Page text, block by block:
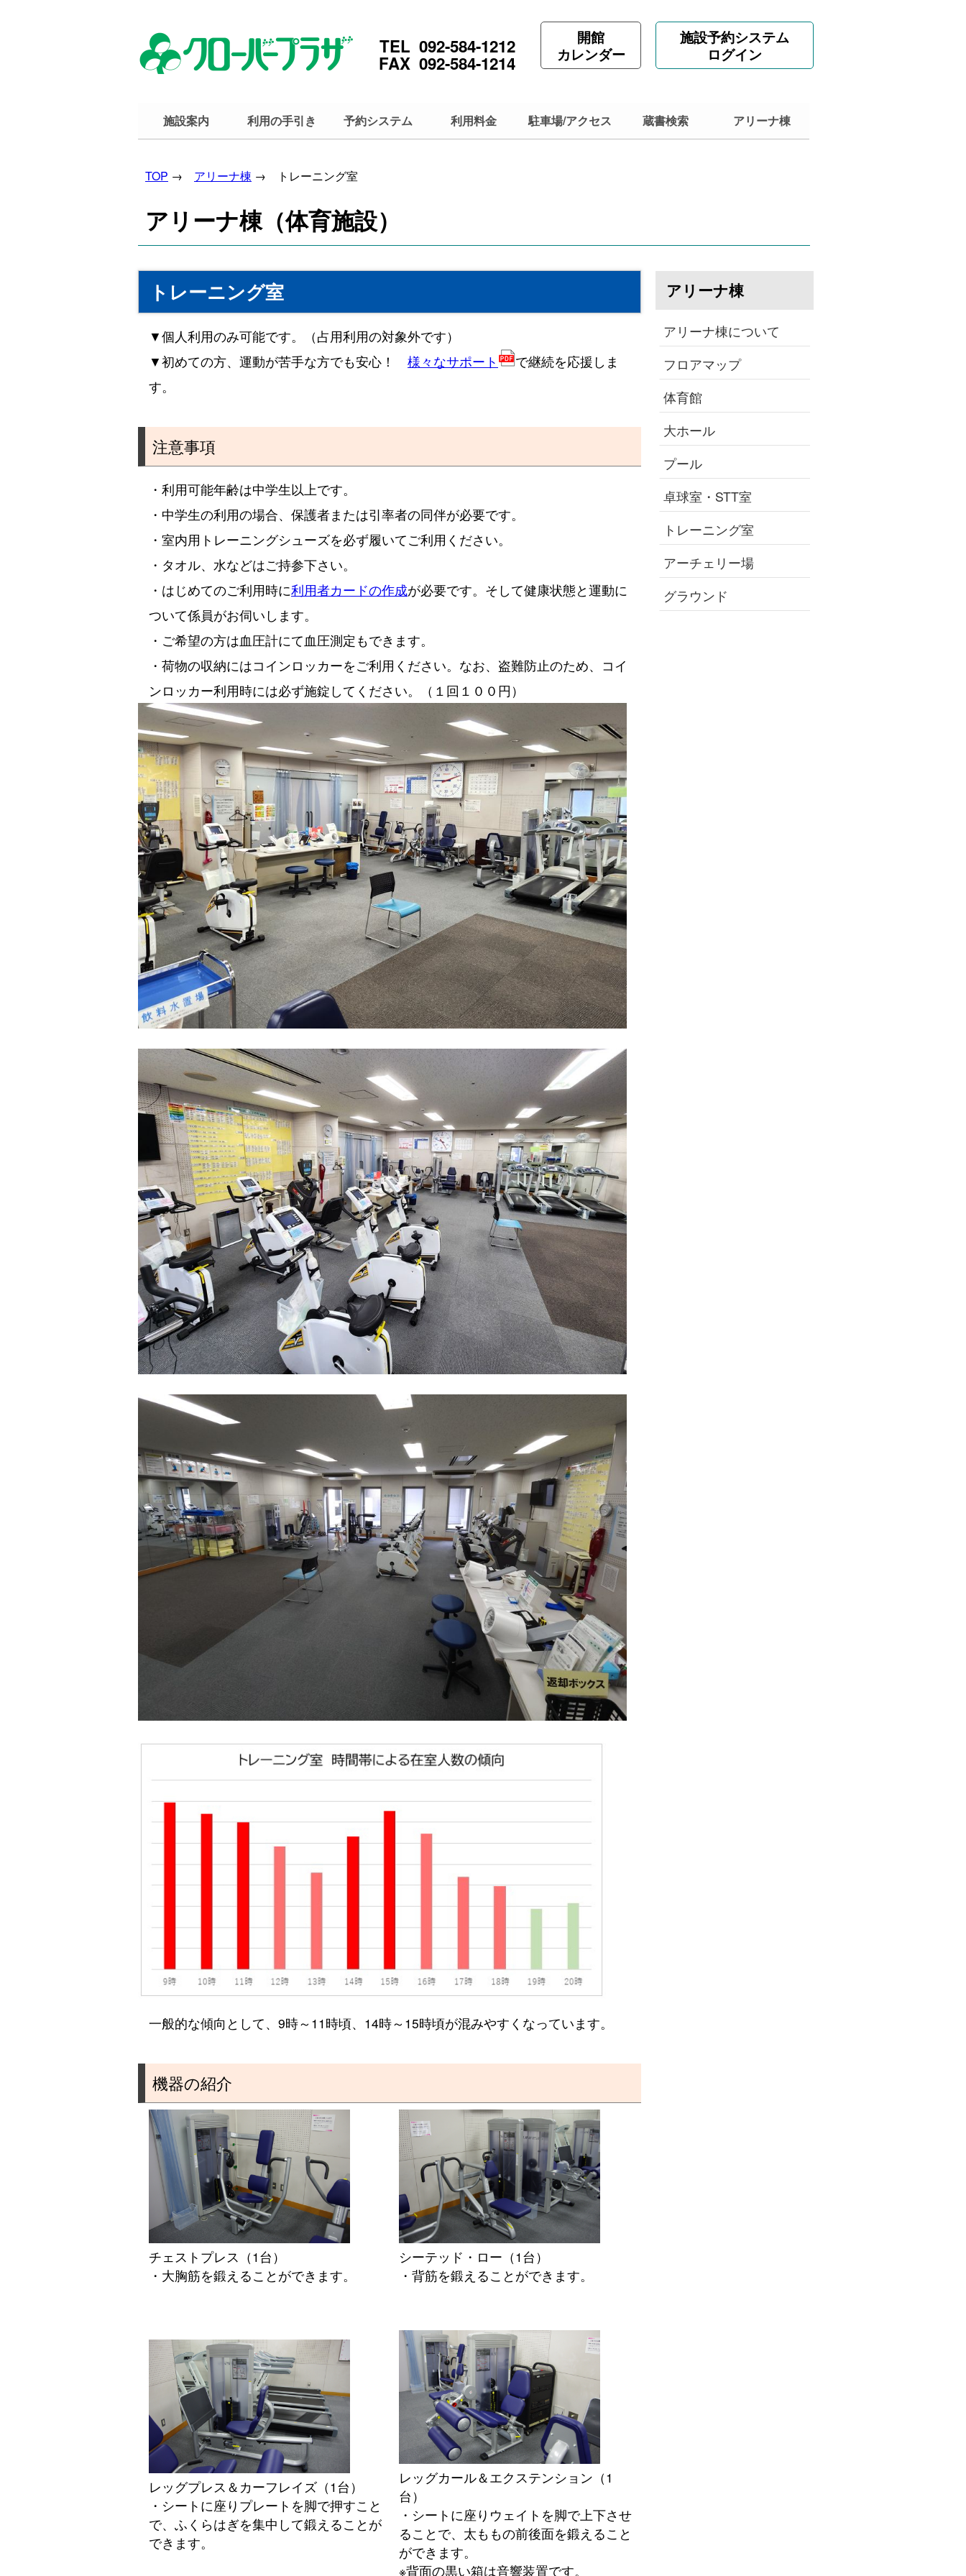
TEL 092-584-1212
FAX 092-584-1214
開館
カレンダー
施設予約システム
ログイン
施設案内 利用の手引き 予約システム 利用料金 駐車場/アクセス 蔵書検索 アリーナ棟
TOP → アリーナ棟 → トレーニング室
アリーナ棟（体育施設）
トレーニング室
▼個人利用のみ可能です。（占用利用の対象外です）
▼初めての方、運動が苦手な方でも安心！ 様々なサポート
で継続を応援しま
す。
注意事項
・利用可能年齢は中学生以上です。
・中学生の利用の場合、保護者または引率者の同伴が必要です。
・室内用トレーニングシューズを必ず履いてご利用ください。
・タオル、水などはご持参下さい。
・はじめてのご利用時に利用者カードの作成が必要です。そして健康状態と運動に
ついて係員がお伺いします。
・ご希望の方は血圧計にて血圧測定もできます。
・荷物の収納にはコインロッカーをご利用ください。なお、盗難防止のため、コイ
ンロッカー利用時には必ず施錠してください。（１回１００円）
一般的な傾向として、9時～11時頃、14時～15時頃が混みやすくなっています。
機器の紹介
チェストプレス（1台）
・大胸筋を鍛えることができます。
シーテッド・ロー（1台）
・背筋を鍛えることができます。
レッグプレス＆カーフレイズ（1台）
・シートに座りプレートを脚で押すこと
で、ふくらはぎを集中して鍛えることが
できます。
レッグカール＆エクステンション（1
台）
・シートに座りウェイトを脚で上下させ
ることで、太ももの前後面を鍛えること
ができます。
※背面の黒い箱は音響装置です。
アリーナ棟
アリーナ棟について
フロアマップ
体育館
大ホール
プール
卓球室・STT室
トレーニング室
アーチェリー場
グラウンド